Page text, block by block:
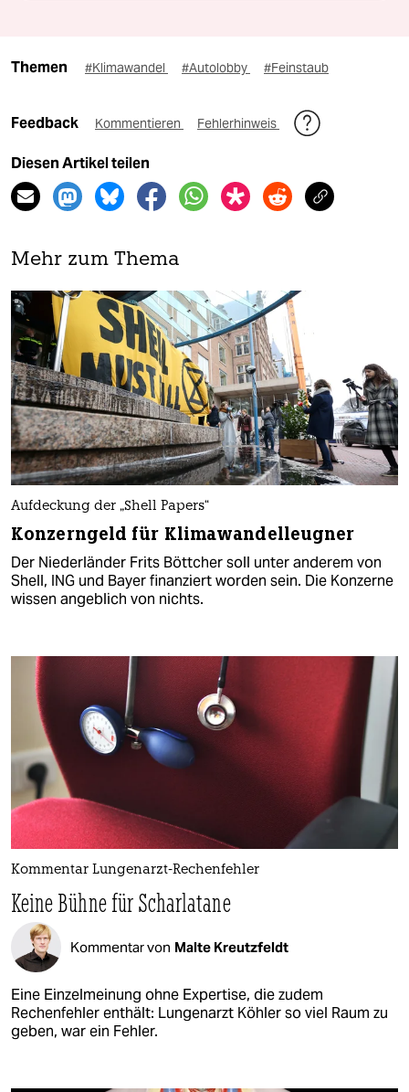
Themen #Klimawandel #Autolobby #Feinstaub
Feedback Kommentieren Fehlerhinweis
Diesen Artikel teilen
Mehr zum Thema
Aufdeckung der „Shell Papers“
Konzerngeld für Klimawandelleugner
Der Niederländer Frits Böttcher soll unter anderem von
Shell, ING und Bayer finanziert worden sein. Die Konzerne
wissen angeblich von nichts.
Kommentar Lungenarzt-Rechenfehler
Keine Bühne für Scharlatane
Kommentar von Malte Kreutzfeldt
Eine Einzelmeinung ohne Expertise, die zudem
Rechenfehler enthält: Lungenarzt Köhler so viel Raum zu
geben, war ein Fehler.